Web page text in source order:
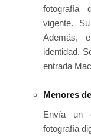
fotografía
vigente.
Además,
identidad.
entrada
Menores
Envía un
fotografía